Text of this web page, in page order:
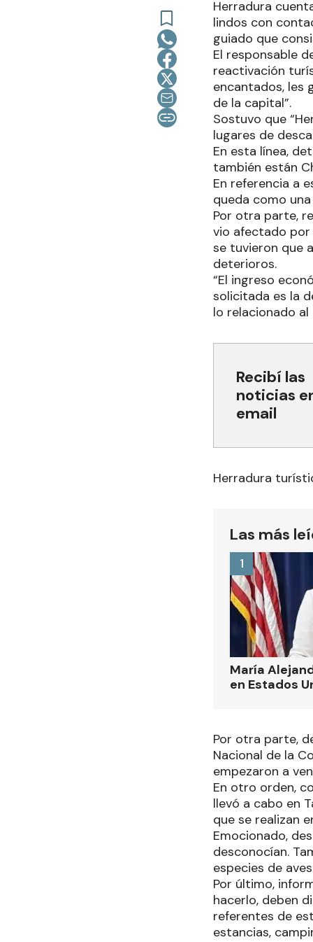
Herradura
lindos con
guiado que
El responsable
reactivación
encantados, les
de la capital”.
Sostuvo que
lugares de
En esta línea,
también están
En referencia a
queda como
Por otra parte,
vio afectado
se tuvieron que
deterioros.
“El ingreso
solicitada es la
lo relacionado
Recibí las
noticias
email
Herradura
Las más
María
en Estados
1
Por otra parte,
Nacional de la
empezaron a
En otro orden,
llevó a cabo en
que se realizan
Emocionado,
desconocían.
especies de
Por último,
hacerlo, deben
referentes de
estancias,